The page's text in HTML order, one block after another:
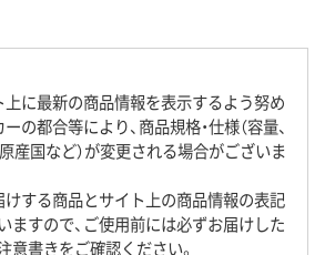
上に最新の商品情報を表示するよう努め
の都合等により、商品規格・仕様（容量、
産国など）が変更される場合がございま
けする商品とサイト上の商品情報の表記
ますので、ご使用前には必ずお届けした
意書きをご確認ください。